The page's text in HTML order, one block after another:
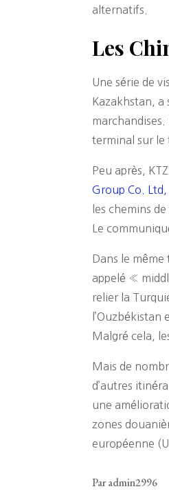
alternatifs.
Les
Une série de
Kazakhstan,
marchandises.
terminal sur le
Peu après,
Group Co. Ltd,
les chemins
Le
Dans le
appelé «
relier la
Malgré cela,
Mais de
d’autres
une
zones
européenne
Par admin2996